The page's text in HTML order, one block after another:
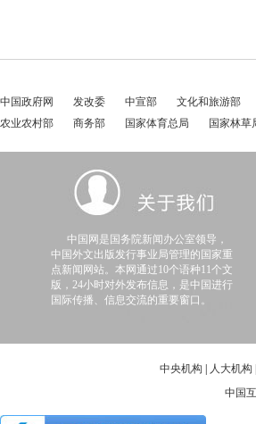
中国政府网 发改委 中宣部 文化和旅游部
农业农村部
商务部 国家体育总局 国家林草
中国网是国务院新闻办公室领导，
中国外文出版发行事业局管理的国家重
点新闻网站。本网通过10个语种11个文
版，24小时对外发布信息，是中国进行
国际传播、信息交流的重要窗口。
中央机构 人大机构
中国